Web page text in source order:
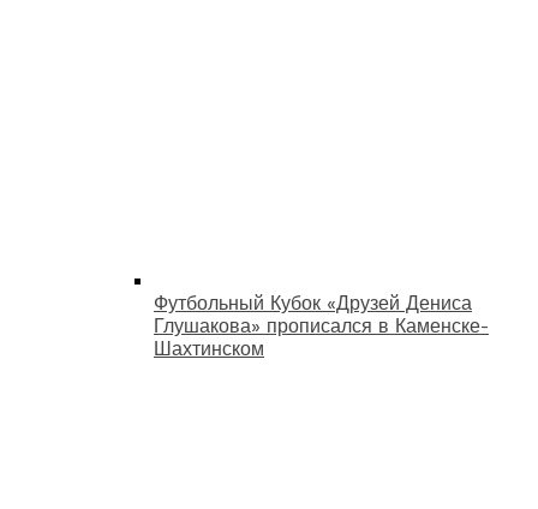
Футбольный Кубок «Друзей Дениса
Глушакова» прописался в Каменске-
Шахтинском